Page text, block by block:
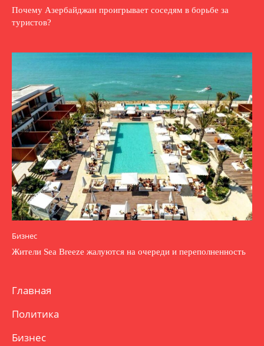
Почему Азербайджан проигрывает соседям в борьбе за
туристов?
Бизнес
Жители Sea Breeze жалуются на очереди и переполненность
Главная
Политика
Бизнес